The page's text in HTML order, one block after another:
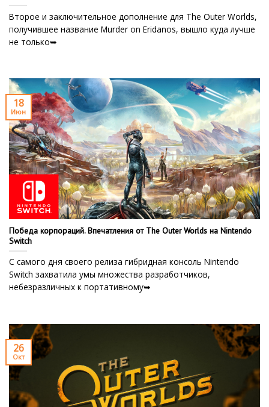
Второе и заключительное дополнение для The Outer Worlds,
получившее название Murder on Eridanos, вышло куда лучше
не только➥
Победа корпораций. Впечатления от The Outer Worlds на Nintendo
Switch
С самого дня своего релиза гибридная консоль Nintendo
Switch захватила умы множества разработчиков,
небезразличных к портативному➥
18
Июн
26
Окт